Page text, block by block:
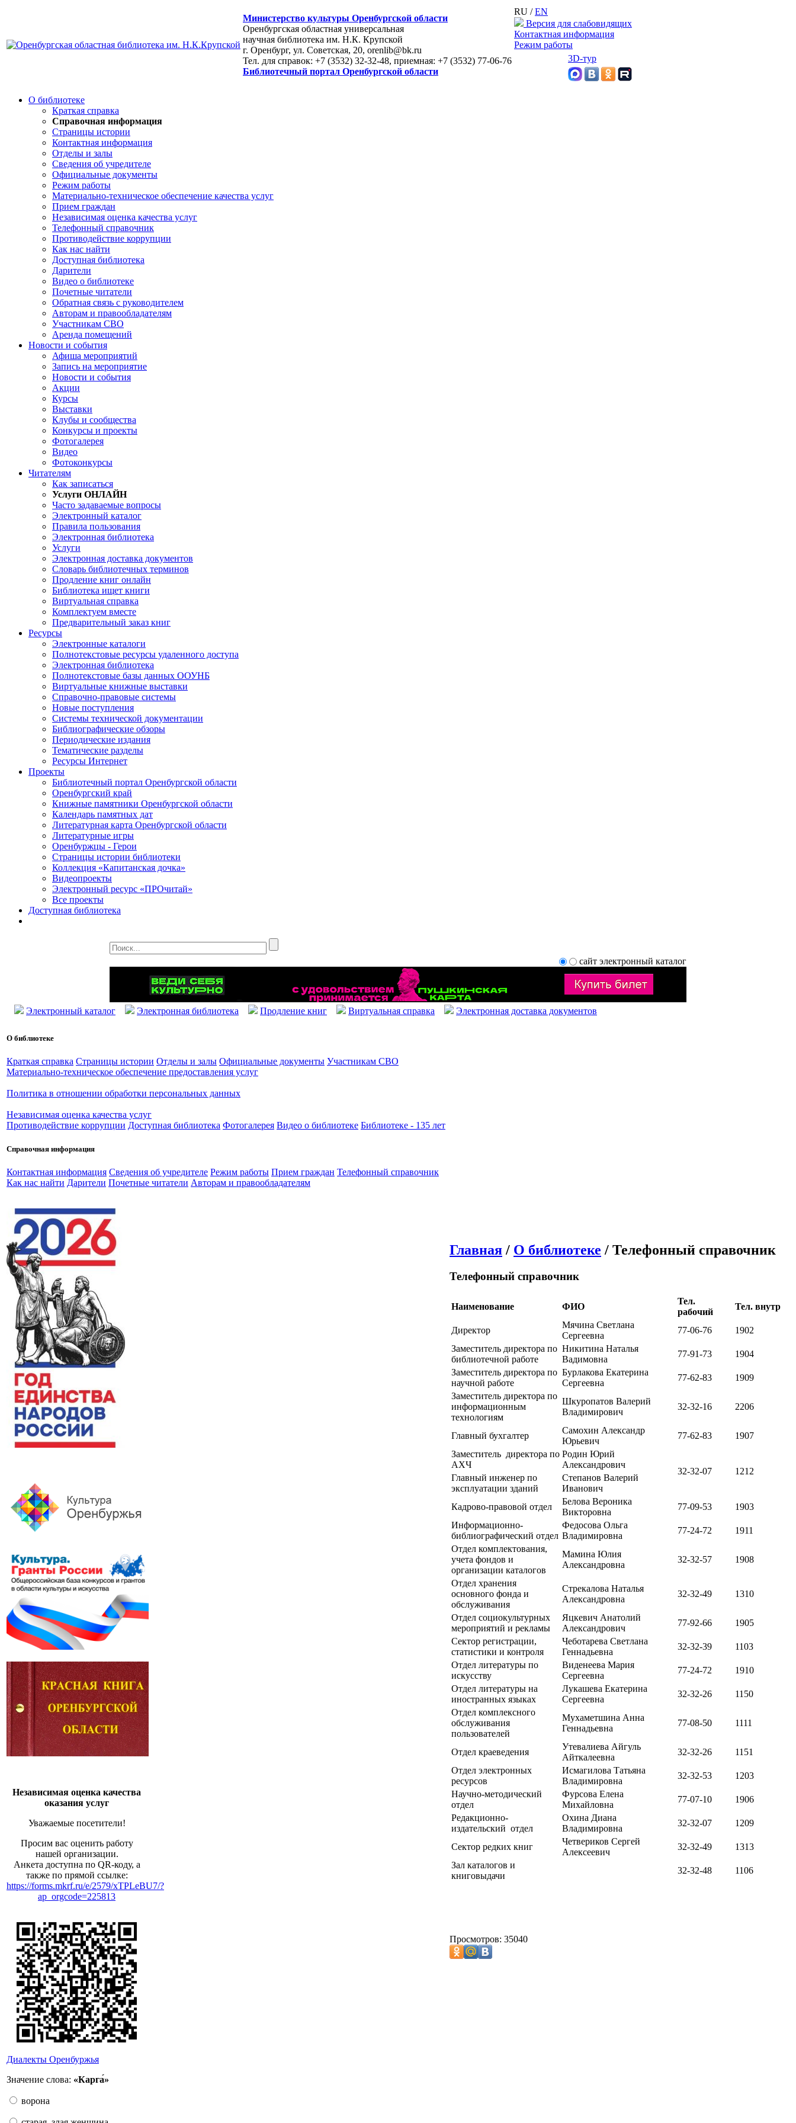
Министерство культуры Оренбургской области
Оренбургская областная универсальная
научная библиотека им. Н.К. Крупской
г. Оренбург, ул. Советская, 20, orenlib@bk.ru
Тел. для справок: +7 (3532) 32-32-48, приемная: +7 (3532) 77-06-76
Библиотечный портал Оренбургской области
RU /EN
Версия для слабовидящих
Контактная информация
Режим работы
3D-тур
О библиотеке
Краткая справка
Справочная информация
Страницы истории
Контактная информация
Отделы и залы
Сведения об учредителе
Официальные документы
Режим работы
Материально-техническое обеспечение качества услуг
Прием граждан
Независимая оценка качества услуг
Телефонный справочник
Противодействие коррупции
Как нас найти
Доступная библиотека
Дарители
Видео о библиотеке
Почетные читатели
Обратная связь с руководителем
Авторам и правообладателям
Участникам СВО
Аренда помещений
Новости и события
Афиша мероприятий
Запись на мероприятие
Новости и события
Акции
Курсы
Выставки
Клубы и сообщества
Конкурсы и проекты
Фотогалерея
Видео
Фотоконкурсы
Читателям
Как записаться
Услуги ОНЛАЙН
Часто задаваемые вопросы
Электронный каталог
Правила пользования
Электронная библиотека
Услуги
Электронная доставка документов
Словарь библиотечных терминов
Продление книг онлайн
Библиотека ищет книги
Виртуальная справка
Комплектуем вместе
Предварительный заказ книг
Ресурсы
Электронные каталоги
Полнотекстовые ресурсы удаленного доступа
Электронная библиотека
Полнотекстовые базы данных ООУНБ
Виртуальные книжные выставки
Справочно-правовые системы
Новые поступления
Cистемы технической документации
Библиографические обзоры
Периодические издания
Тематические разделы
Ресурсы Интернет
Проекты
Библиотечный портал Оренбургской области
Оренбургский край
Книжные памятники Оренбургской области
Календарь памятных дат
Литературная карта Оренбургской области
Литературные игры
Оренбуржцы - Герои
Страницы истории библиотеки
Коллекция «Капитанская дочка»
Видеопроекты
Электронный ресурс «ПРОчитай»
Все проекты
Доступная библиотека
сайт электронный каталог
Электронный каталог Электронная библиотека Продление книг Виртуальная справка Электронная доставка документов
О библиотеке
Краткая справка Страницы истории Отделы и залы Официальные документы Участникам СВО
Материально-техническое обеспечение предоставления услуг
Политика в отношении обработки персональных данных
Независимая оценка качества услуг
Противодействие коррупции Доступная библиотека Фотогалерея Видео о библиотеке Библиотеке - 135 лет
Справочная информация
Контактная информация Сведения об учредителе Режим работы Прием граждан Телефонный справочник
Как нас найти Дарители Почетные читатели Авторам и правообладателям
Независимая оценка качества
оказания услуг
Уважаемые посетители!
Просим вас оценить работу
нашей организации.
Анкета доступна по QR-коду, а
также по прямой ссылке:
https://forms.mkrf.ru/e/2579/xTPLeBU7/?
ap_orgcode=225813
Диалекты Оренбуржья
Значение слова: «Карга́»
ворона
Главная / О библиотеке / Телефонный справочник
Телефонный справочник
Наименование ФИО
Тел.
рабочий
Тел. внутр
Директор
Мячина Светлана
Сергеевна
77-06-76
1902
Заместитель директора по
библиотечной работе
Никитина Наталья
Вадимовна
77-91-73
1904
Заместитель директора по
научной работе
Бурлакова Екатерина
Сергеевна
77-62-83
1909
Заместитель директора по
информационным
технологиям
Шкуропатов Валерий
Владимирович
32-32-16 2206
Главный бухгалтер
Самохин Александр
Юрьевич
77-62-83
1907
Заместитель директора по
АХЧ
Родин Юрий
Александрович
32-32-07 1212
Главный инженер по
эксплуатации зданий
Степанов Валерий
Иванович
Кадрово-правовой отдел
Белова Вероника
Викторовна
77-09-53
1903
Информационно-
библиографический отдел
Федосова Ольга
Владимировна
77-24-72
1911
Отдел комплектования,
учета фондов и
организации каталогов
Мамина Юлия
Александровна
32-32-57 1908
Отдел хранения
основного фонда и
обслуживания
Стрекалова Наталья
Александровна
32-32-49 1310
Отдел социокультурных
мероприятий и рекламы
Яцкевич Анатолий
Александрович
77-92-66
1905
Сектор регистрации,
статистики и контроля
Чеботарева Светлана
Геннадьевна
32-32-39
1103
Отдел литературы по
искусству
Виденеева Мария
Сергеевна
77-24-72
1910
Отдел литературы на
иностранных языках
Лукашева Екатерина
Сергеевна
32-32-26
1150
Отдел комплексного
обслуживания
пользователей
Мухаметшина Анна
Геннадьевна
77-08-50 1111
Отдел краеведения
Утевалиева Айгуль
Айткалеевна
32-32-26
1151
Отдел электронных
ресурсов
Исмагилова Татьяна
Владимировна
32-32-53
1203
Научно-методический
отдел
Фурсова Елена
Михайловна
77-07-10
1906
Редакционно-
издательский отдел
Охина Диана
Владимировна
32-32-07 1209
Сектор редких книг
Четвериков Сергей
Алексеевич
32-32-49
1313
Зал каталогов и
книговыдачи
32-32-48 1106
Просмотров: 35040